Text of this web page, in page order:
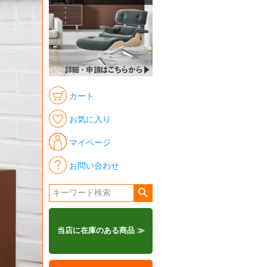
カート
お気に入り
マイページ
お問い合わせ
当店に在庫のある商品 ≫